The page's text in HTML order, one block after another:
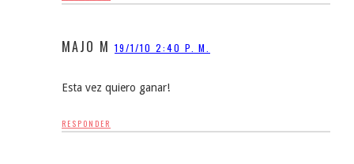
MAJO M 19/1/10 2:40 P. M.
Esta vez quiero ganar!
RESPONDER